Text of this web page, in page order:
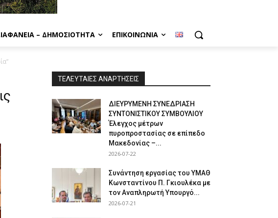
– ΔΗΜΟΣΙΌΤΗΤΑ ΕΠΙΚΟΙΝΩΝΊΑ
ΤΕΛΕΥΤΑΙΕΣ ΑΝΑΡΤΗΣΕΙΣ
ΔΙΕΥΡΥΜΕΝΗ ΣΥΝΕΔΡΙΑΣΗ
ΣΥΝΤΟΝΙΣΤΙΚΟΥ ΣΥΜΒΟΥΛΙΟΥ
Έλεγχος μέτρων
πυροπροστασίας σε επίπεδο
Μακεδονίας –...
2026-07-22
Συνάντηση εργασίας του ΥΜΑΘ
Κωνσταντίνου Π. Γκιουλέκα με
τον Αναπληρωτή Υπουργό...
2026-07-21